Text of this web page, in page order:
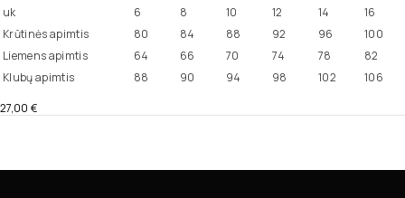
uk
6 8 10 12 14
16
Krūtinės apimtis
80 84 88 92 96
100
Liemens apimtis
64 66 70 74 78
82
Klubų apimtis
88 90 94 98 102
106
27,00 €